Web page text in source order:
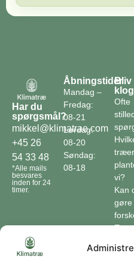
Har du
spørgsmål?
mikkel@klimatrae.com
+45 26
54 33 48
*Alle mails
besvares
inden for 24
timer.
Åbningstider
Mandag –
Fredag:
08-21
Lørdag:
08-20
Søndag:
08-18
Bliv
Ofte
træer
vi?
Kan
gøre
En